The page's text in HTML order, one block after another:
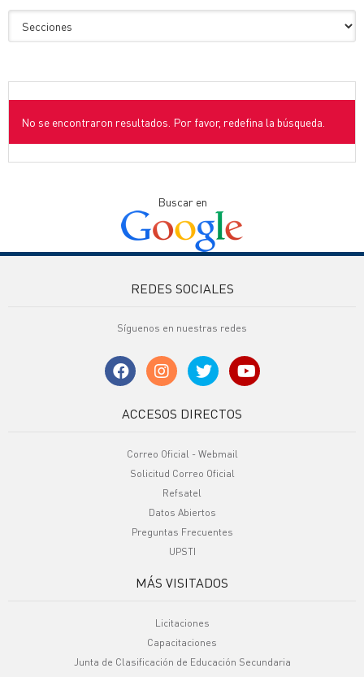
No se encontraron resultados. Por favor, redefina la búsqueda.
Buscar en
REDES SOCIALES
Síguenos en nuestras redes
ACCESOS DIRECTOS
Correo Oficial - Webmail
Solicitud Correo Oficial
Refsatel
Datos Abiertos
Preguntas Frecuentes
UPSTI
MÁS VISITADOS
Licitaciones
Capacitaciones
Junta de Clasificación de Educación Secundaria